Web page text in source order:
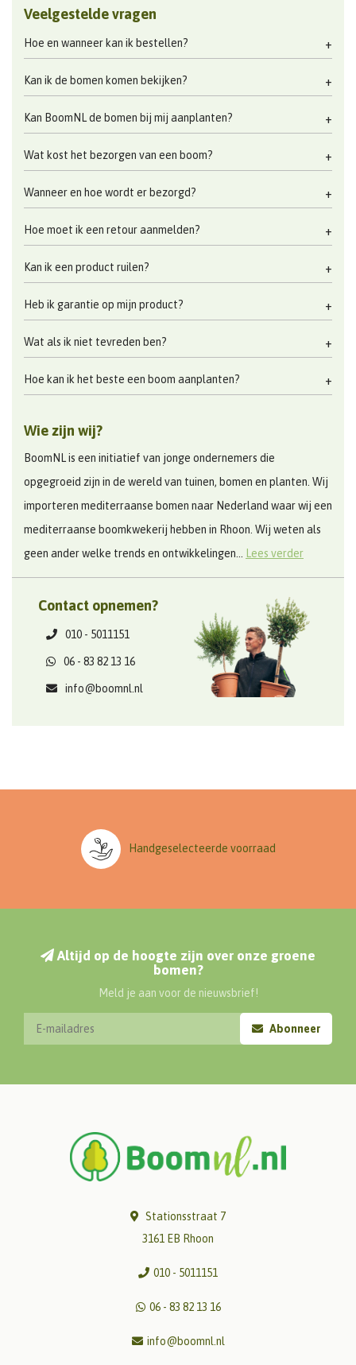
Veelgestelde vragen
Hoe en wanneer kan ik bestellen?
Kan ik de bomen komen bekijken?
Kan BoomNL de bomen bij mij aanplanten?
Wat kost het bezorgen van een boom?
Wanneer en hoe wordt er bezorgd?
Hoe moet ik een retour aanmelden?
Kan ik een product ruilen?
Heb ik garantie op mijn product?
Wat als ik niet tevreden ben?
Hoe kan ik het beste een boom aanplanten?
Wie zijn wij?
BoomNL is een initiatief van jonge ondernemers die
opgegroeid zijn in de wereld van tuinen, bomen en planten. Wij
importeren mediterraanse bomen naar Nederland waar wij een
mediterraanse boomkwekerij hebben in Rhoon. Wij weten als
geen ander welke trends en ontwikkelingen...
Lees verder
Contact opnemen?
010 - 5011151
06 - 83 82 13 16
info@boomnl.nl
Handgeselecteerde voorraad
Altijd op de hoogte zijn over onze groene
bomen?
Meld je aan voor de nieuwsbrief!
Abonneer
Stationsstraat 7
3161 EB Rhoon
010 - 5011151
06 - 83 82 13 16
info@boomnl.nl